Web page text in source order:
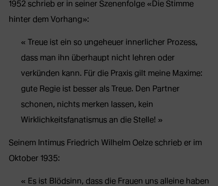
1952 schrieb er in seiner Szenenfolge «Die Stimme
hinter dem Vorhang»:
Treue ist ein so ungeheuer innerlicher Prozess,
dass man ihn überhaupt nicht lehren oder
verkünden kann. Für die Praxis gilt meine Maxime:
gute Regie ist besser als Treue. Den Partner
schonen, nichts merken lassen, kein
Wirklichkeitsfanatismus an die Stelle!
Seinem Intimus Friedrich Wilhelm Oelze schrieb er im
Oktober 1935:
Es ist Blödsinn, dass die Frauen uns alleine haben